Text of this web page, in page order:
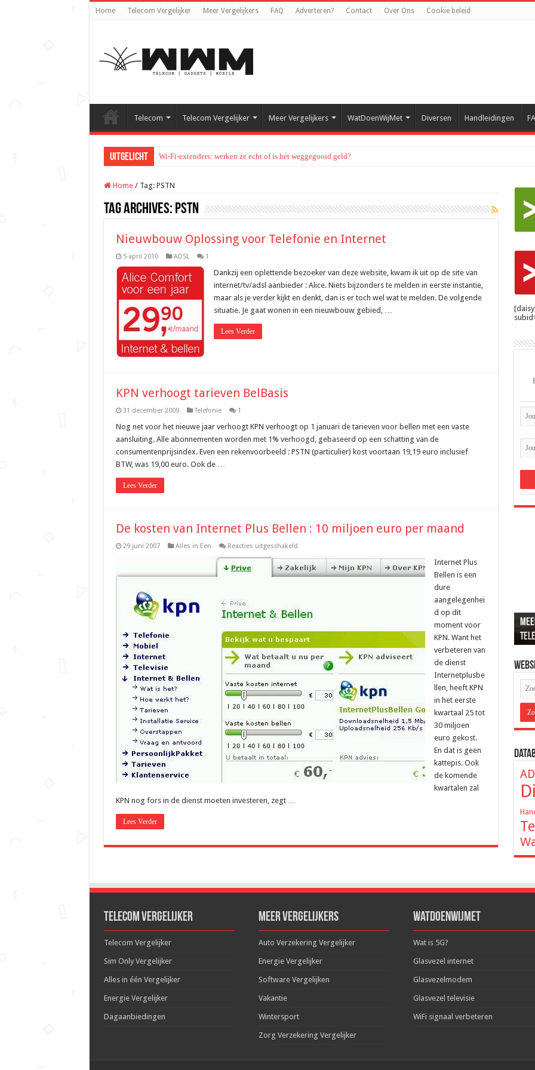
Home Telecom Vergelijker Meer Vergelijkers FAQ Adverteren? Contact Over Ons Cookie beleid
Telecom Telecom Vergelijker Meer Vergelijkers WatDoenWijMet Diversen Handleidingen
Uitgelicht Wi-Fi-extenders: werken ze echt of is het weggegooid geld?
Home / Tag: PSTN
Tag Archives: PSTN
Nieuwbouw Oplossing voor Telefonie en Internet
5 april 2010 ADSL 1
Dankzij een oplettende bezoeker van deze website, kwam ik uit op de site van
internet/tv/adsl aanbieder : Alice. Niets bijzonders te melden in eerste instantie,
maar als je verder kijkt en denkt, dan is er toch wel wat te melden. De volgende
situatie. Je gaat wonen in een nieuwbouw gebied, …
Lees Verder
KPN verhoogt tarieven BelBasis
31 december 2009 Telefonie 1
Nog net voor het nieuwe jaar verhoogt KPN verhoogt op 1 januari de tarieven voor bellen met een vaste
aansluiting. Alle abonnementen worden met 1% verhoogd, gebaseerd op een schatting van de
consumentenprijsindex. Even een rekenvoorbeeld : PSTN (particulier) kost voortaan 19,19 euro inclusief
BTW, was 19,00 euro. Ook de …
Lees Verder
De kosten van Internet Plus Bellen : 10 miljoen euro per maand
29 juni 2007 Alles in Een Reacties uitgeschakeldvoor
kosten
van
Internet
10
miljoen
per
maand
Internet Plus
Bellen is een
dure
aangelegenhei
d op dit
moment voor
KPN. Want het
verbeteren van
de dienst
Internetplusbe
llen, heeft KPN
in het eerste
kwartaal 25 tot
30 miljoen
euro gekost.
En dat is geen
kattepis. Ook
de komende
kwartalen zal
KPN nog fors in de dienst moeten investeren, zegt …
Lees Verder
de
De
Telecom Vergelijker
Telecom Vergelijker
Sim Only Vergelijker
Alles in één Vergelijker
Energie Vergelijker
Dagaanbiedingen
Meer Vergelijkers
Auto Verzekering Vergelijker
Energie Vergelijker
Software Vergelijken
Vakantie
Wintersport
Zorg Verzekering Vergelijker
WatDoenWijMet
Wat is 5G?
Glasvezel internet
Glasvezelmodem
Glasvezel televisie
WiFi signaal verbeteren